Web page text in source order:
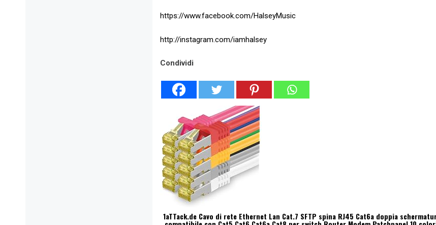
https://www.facebook.com/HalseyMusic
http://instagram.com/iamhalsey
Condividi
1aTTack.de Cavo di rete Ethernet Lan Cat.7 SFTP spina RJ45 Cat6a doppia